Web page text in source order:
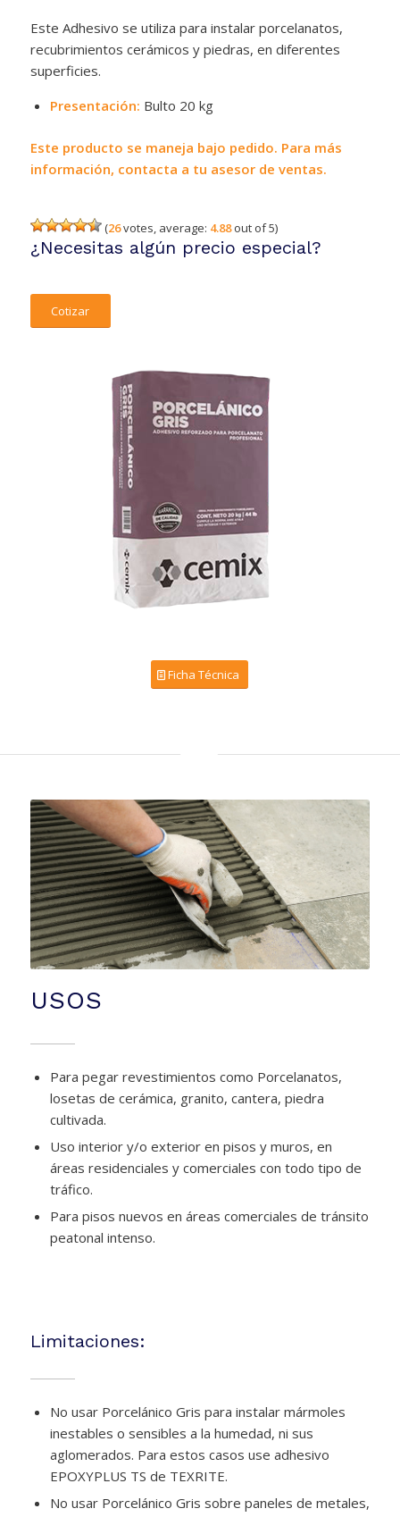
Este Adhesivo se utiliza para instalar porcelanatos,
recubrimientos cerámicos y piedras, en diferentes
superficies.
Presentación: Bulto 20 kg
Este producto se maneja bajo pedido. Para más
información, contacta a tu asesor de ventas.
(26votes, average: 4.88out of 5)
¿Necesitas algún precio especial?
Cotizar
Ficha Técnica
USOS
Para pegar revestimientos como Porcelanatos,
losetas de cerámica, granito, cantera, piedra
cultivada.
Uso interior y/o exterior en pisos y muros, en
áreas residenciales y comerciales con todo tipo de
tráfico.
Para pisos nuevos en áreas comerciales de tránsito
peatonal intenso.
Limitaciones:
No usar Porcelánico Gris para instalar mármoles
inestables o sensibles a la humedad, ni sus
aglomerados. Para estos casos use adhesivo
EPOXYPLUS TS de TEXRITE.
No usar Porcelánico Gris sobre paneles de metales,